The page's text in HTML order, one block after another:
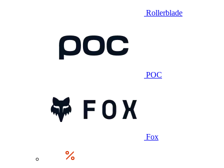
Rollerblade
POC
Fox